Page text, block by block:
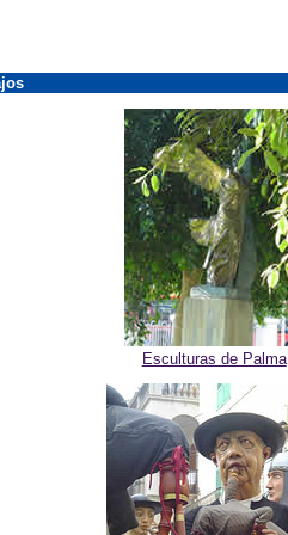
Esculturas de Palma